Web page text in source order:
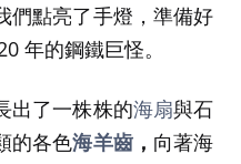
們點亮了手燈，準備好
年的鋼鐵巨怪。
出了一株株的海扇與石
的各色海羊齒， 向著海